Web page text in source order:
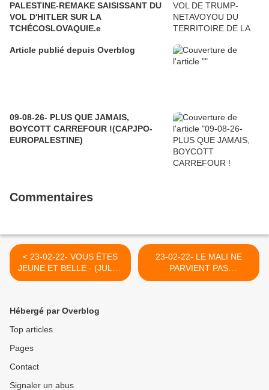
PALESTINE-REMAKE SAISISSANT DU
VOL D'HITLER SUR LA
TCHÉCOSLOVAQUIE.e
Article publié depuis Overblog
09-08-26- PLUS QUE JAMAIS,
BOYCOTT CARREFOUR !(CAPJPO-
EUROPALESTINE)
Commentaires
< 23-02-22- VOUS ÊTES
JEUNE ET BELLE - (JULES
VERNE)
23-02-22- LE MALI NE
PARVIENT PAS
FACILEMENT À DÉGAGER
Hébergé par Overblog
Top articles
Pages
Contact
Signaler un abus